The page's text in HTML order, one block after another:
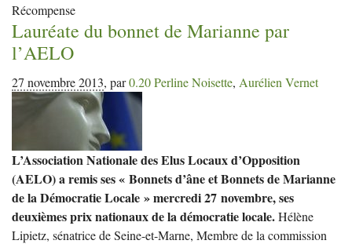
Récompense
Lauréate du bonnet de Marianne par
l’AELO
27 novembre 2013, par0.20 Perline Noisette, Aurélien Vernet
L’Association Nationale des Elus Locaux d’Opposition
(AELO) a remis ses « Bonnets d’âne et Bonnets de Marianne
de la Démocratie Locale » mercredi 27 novembre, ses
deuxièmes prix nationaux de la démocratie locale.Hélène
Lipietz, sénatrice de Seine-et-Marne, Membre de la commission